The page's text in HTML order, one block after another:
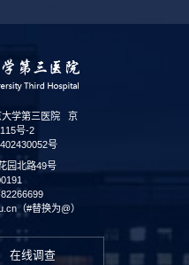
大学第三医院
京
号-2
号
园北路49号
（#替换为@）
在线调查